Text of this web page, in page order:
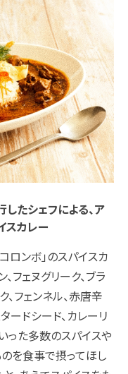
たシェフによる、ア
スカレー
ロンボ」のスパイスカ
フェヌグリーク、ブラ
、フェンネル、赤唐辛
ードシード、カレーリ
った多数のスパイスや
を食事で摂ってほし